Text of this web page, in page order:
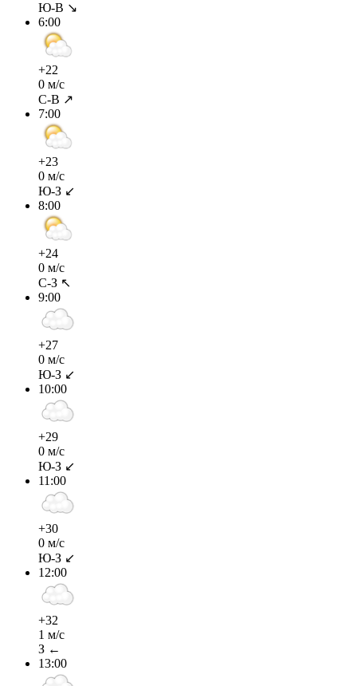
Ю-В ↘
6:00
+22
0 м/с
С-В ↗
7:00
+23
0 м/с
Ю-З ↙
8:00
+24
0 м/с
С-З ↖
9:00
+27
0 м/с
Ю-З ↙
10:00
+29
0 м/с
Ю-З ↙
11:00
+30
0 м/с
Ю-З ↙
12:00
+32
1 м/с
З ←
13:00